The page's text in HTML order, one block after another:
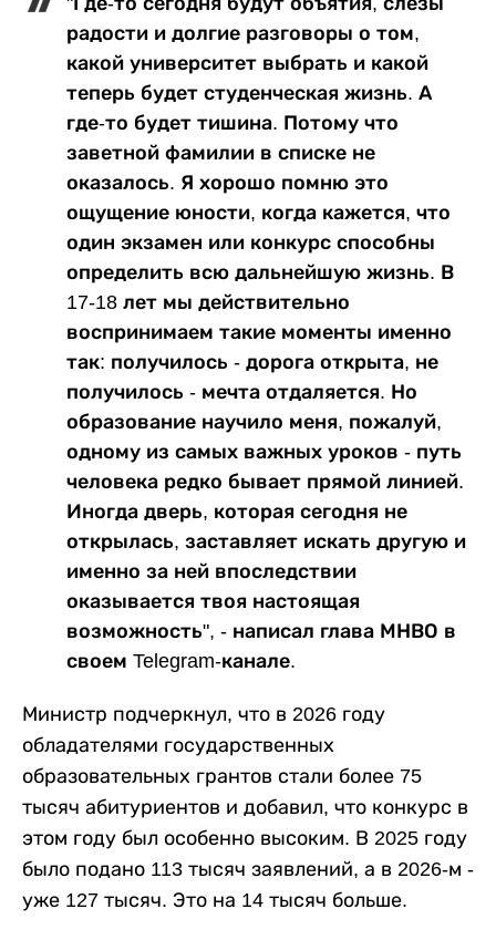
радости и долгие разговоры о том,
какой университет выбрать и какой
теперь будет студенческая жизнь. А
где-то будет тишина. Потому что
заветной фамилии в списке не
оказалось. Я хорошо помню это
ощущение юности, когда кажется, что
один экзамен или конкурс способны
определить всю дальнейшую жизнь. В
17-18 лет мы действительно
воспринимаем такие моменты именно
так: получилось - дорога открыта, не
получилось - мечта отдаляется. Но
образование научило меня, пожалуй,
одному из самых важных уроков - путь
человека редко бывает прямой линией.
Иногда дверь, которая сегодня не
открылась, заставляет искать другую и
именно за ней впоследствии
оказывается твоя настоящая
возможность", - написал глава МНВО в
своем Telegram-канале.
Министр подчеркнул, что в 2026 году
обладателями государственных
образовательных грантов стали более 75
тысяч абитуриентов и добавил, что конкурс в
этом году был особенно высоким. В 2025 году
было подано 113 тысяч заявлений, а в 2026-м -
уже 127 тысяч. Это на 14 тысяч больше.